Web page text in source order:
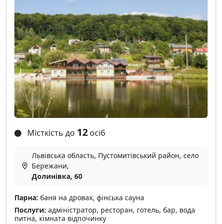
Місткість до 12 осіб
Львівська область, Пустомитівський район, село
Бережани,
Долинівка, 60
Парна: баня на дровах, фінська сауна
Послуги: адміністратор, ресторан, готель, бар, вода
питна, кімната відпочинку